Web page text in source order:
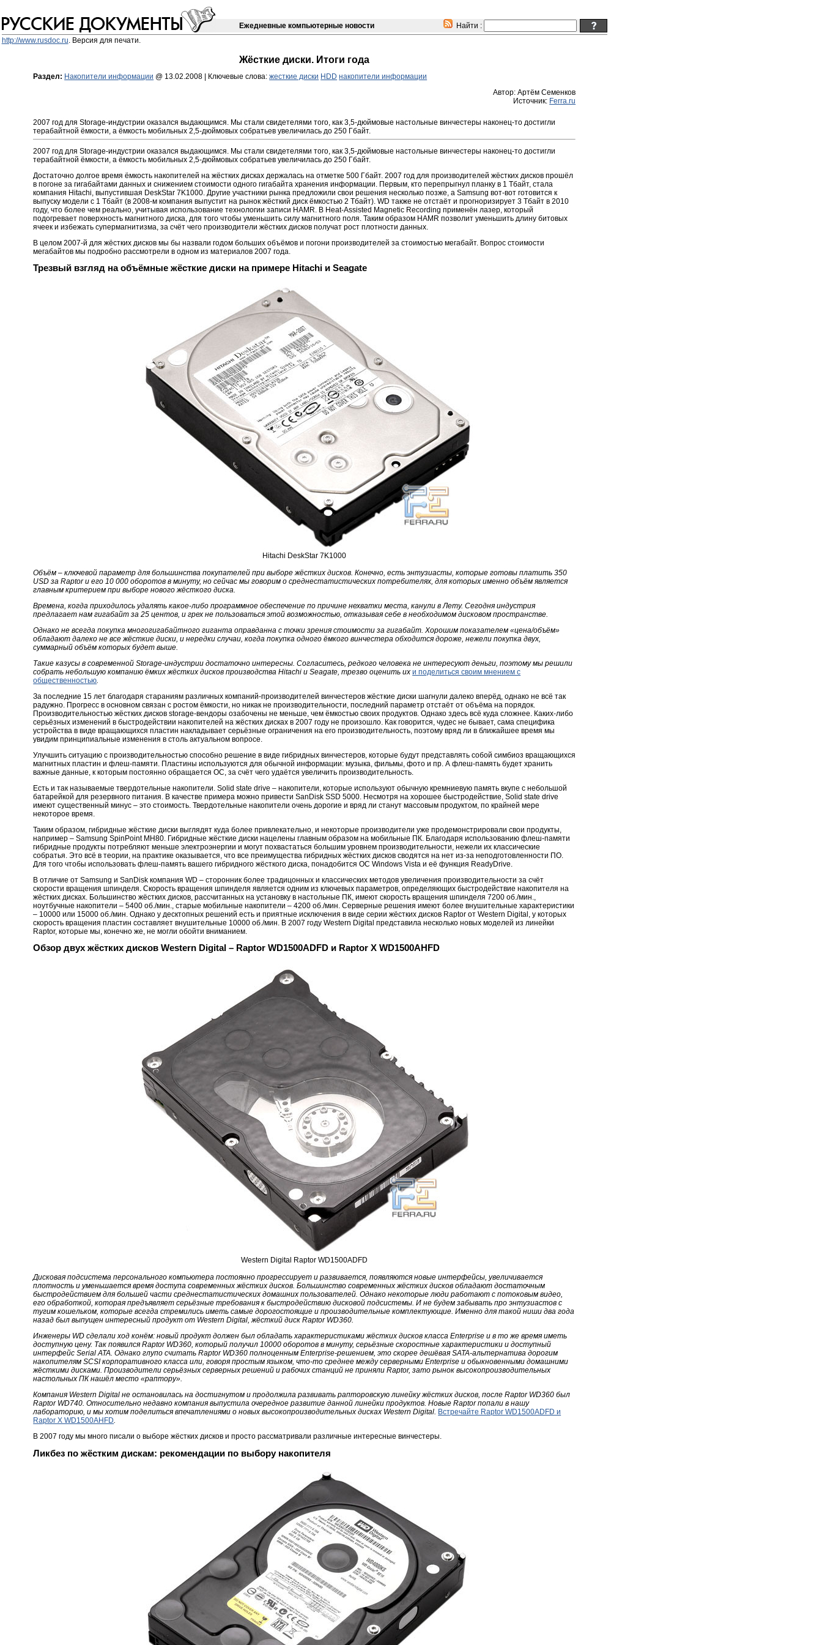
Ежедневные компьютерные новости
Найти :
http://www.rusdoc.ru. Версия для печати.
Жёсткие диски. Итоги года
Раздел: Накопители информации @ 13.02.2008 | Ключевые слова:жесткие диски HDD накопители информации
Автор: Артём Семенков
Источник: Ferra.ru
2007 год для Storage-индустрии оказался выдающимся. Мы стали свидетелями того, как 3,5-дюймовые настольные винчестеры наконец-то достигли
терабайтной ёмкости, а ёмкость мобильных 2,5-дюймовых собратьев увеличилась до 250 Гбайт.
2007 год для Storage-индустрии оказался выдающимся. Мы стали свидетелями того, как 3,5-дюймовые настольные винчестеры наконец-то достигли
терабайтной ёмкости, а ёмкость мобильных 2,5-дюймовых собратьев увеличилась до 250 Гбайт.
Достаточно долгое время ёмкость накопителей на жёстких дисках держалась на отметке 500 Гбайт. 2007 год для производителей жёстких дисков прошёл
в погоне за гигабайтами данных и снижением стоимости одного гигабайта хранения информации. Первым, кто перепрыгнул планку в 1 Тбайт, стала
компания Hitachi, выпустившая DeskStar 7K1000. Другие участники рынка предложили свои решения несколько позже, а Samsung вот-вот готовится к
выпуску модели с 1 Тбайт (в 2008-м компания выпустит на рынок жёсткий диск ёмкостью 2 Тбайт). WD также не отстаёт и прогноризирует 3 Тбайт в 2010
году, что более чем реально, учитывая использование технологии записи HAMR. В Heat-Assisted Magnetic Recording применён лазер, который
подогревает поверхность магнитного диска, для того чтобы уменьшить силу магнитного поля. Таким образом HAMR позволит уменьшить длину битовых
ячеек и избежать супермагнитизма, за счёт чего производители жёстких дисков получат рост плотности данных.
В целом 2007-й для жёстких дисков мы бы назвали годом больших объёмов и погони производителей за стоимостью мегабайт. Вопрос стоимости
мегабайтов мы подробно рассмотрели в одном из материалов 2007 года.
Трезвый взгляд на объёмные жёсткие диски на примере Hitachi и Seagate
Hitachi DeskStar 7K1000
Объём – ключевой параметр для большинства покупателей при выборе жёстких дисков. Конечно, есть энтузиасты, которые готовы платить 350
USD за Raptor и его 10 000 оборотов в минуту, но сейчас мы говорим о среднестатистических потребителях, для которых именно объём является
главным критерием при выборе нового жёсткого диска.
Времена, когда приходилось удалять какое-либо программное обеспечение по причине нехватки места, канули в Лету. Сегодня индустрия
предлагает нам гигабайт за 25 центов, и грех не пользоваться этой возможностью, отказывая себе в необходимом дисковом пространстве.
Однако не всегда покупка многогигабайтного гиганта оправданна с точки зрения стоимости за гигабайт. Хорошим показателем «цена/объём»
обладают далеко не все жёсткие диски, и нередки случаи, когда покупка одного ёмкого винчестера обходится дороже, нежели покупка двух,
суммарный объём которых будет выше.
Такие казусы в современной Storage-индустрии достаточно интересны. Согласитесь, редкого человека не интересуют деньги, поэтому мы решили
собрать небольшую компанию ёмких жёстких дисков производства Hitachi и Seagate, трезво оценить ихи поделиться своим мнением с
общественностью.
За последние 15 лет благодаря стараниям различных компаний-производителей винчестеров жёсткие диски шагнули далеко вперёд, однако не всё так
радужно. Прогресс в основном связан с ростом ёмкости, но никак не производительности, последний параметр отстаёт от объёма на порядок.
Производительностью жёстких дисков storage-вендоры озабочены не меньше, чем ёмкостью своих продуктов. Однако здесь всё куда сложнее. Каких-либо
серьёзных изменений в быстродействии накопителей на жёстких дисках в 2007 году не произошло. Как говорится, чудес не бывает, сама специфика
устройства в виде вращающихся пластин накладывает серьёзные ограничения на его производительность, поэтому вряд ли в ближайшее время мы
увидим принципиальные изменения в столь актуальном вопросе.
Улучшить ситуацию с производительностью способно решение в виде гибридных винчестеров, которые будут представлять собой симбиоз вращающихся
магнитных пластин и флеш-памяти. Пластины используются для обычной информации: музыка, фильмы, фото и пр. А флеш-память будет хранить
важные данные, к которым постоянно обращается ОС, за счёт чего удаётся увеличить производительность.
Есть и так называемые твердотельные накопители. Solid state drive – накопители, которые используют обычную кремниевую память вкупе с небольшой
батарейкой для резервного питания. В качестве примера можно привести SanDisk SSD 5000. Несмотря на хорошее быстродействие, Solid state drive
имеют существенный минус – это стоимость. Твердотельные накопители очень дорогие и вряд ли станут массовым продуктом, по крайней мере
некоторое время.
Таким образом, гибридные жёсткие диски выглядят куда более привлекательно, и некоторые производители уже продемонстрировали свои продукты,
например – Samsung SpinPoint MH80. Гибридные жёсткие диски нацелены главным образом на мобильные ПК. Благодаря использованию флеш-памяти
гибридные продукты потребляют меньше электроэнергии и могут похвастаться большим уровнем производительности, нежели их классические
собратья. Это всё в теории, на практике оказывается, что все преимущества гибридных жёстких дисков сводятся на нет из-за неподготовленности ПО.
Для того чтобы использовать флеш-память вашего гибридного жёсткого диска, понадобится ОС Windows Vista и её функция ReadyDrive.
В отличие от Samsung и SanDisk компания WD – сторонник более традицонных и классических методов увеличения производительности за счёт
скорости вращения шпинделя. Скорость вращения шпинделя является одним из ключевых параметров, определяющих быстродействие накопителя на
жёстких дисках. Большинство жёстких дисков, рассчитанных на установку в настольные ПК, имеют скорость вращения шпинделя 7200 об./мин.,
ноутбучные накопители – 5400 об./мин., старые мобильные накопители – 4200 об./мин. Серверные решения имеют более внушительные характеристики
– 10000 или 15000 об./мин. Однако у десктопных решений есть и приятные исключения в виде серии жёстких дисков Raptor от Western Digital, у которых
скорость вращения пластин составляет внушительные 10000 об./мин. В 2007 году Western Digital представила несколько новых моделей из линейки
Raptor, которые мы, конечно же, не могли обойти вниманием.
Обзор двух жёстких дисков Western Digital – Raptor WD1500ADFD и Raptor X WD1500AHFD
Western Digital Raptor WD1500ADFD
Дисковая подсистема персонального компьютера постоянно прогрессирует и развивается, появляются новые интерфейсы, увеличивается
плотность и уменьшается время доступа современных жёстких дисков. Большинство современных жёстких дисков обладают достаточным
быстродействием для большей части среднестатистических домашних пользователей. Однако некоторые люди работают с потоковым видео,
его обработкой, которая предъявляет серьёзные требования к быстродействию дисковой подсистемы. И не будем забывать про энтузиастов с
тугим кошельком, которые всегда стремились иметь самые дорогостоящие и производительные комплектующие. Именно для такой ниши два года
назад был выпущен интересный продукт от Western Digital, жёсткий диск Raptor WD360.
Инженеры WD сделали ход конём: новый продукт должен был обладать характеристиками жёстких дисков класса Enterprise и в то же время иметь
доступную цену. Так появился Raptor WD360, который получил 10000 оборотов в минуту, серьёзные скоростные характеристики и доступный
интерфейс Serial ATA. Однако глупо считать Raptor WD360 полноценным Enterprise-решением, это скорее дешёвая SATA-альтернатива дорогим
накопителям SCSI корпоративного класса или, говоря простым языком, что-то среднее между серверными Enterprise и обыкновенными домашними
жёсткими дисками. Производители серьёзных серверных решений и рабочих станций не приняли Raptor, зато рынок высокопроизводительных
настольных ПК нашёл место «раптору».
Компания Western Digital не остановилась на достигнутом и продолжила развивать рапторовскую линейку жёстких дисков, после Raptor WD360 был
Raptor WD740. Относительно недавно компания выпустила очередное развитие данной линейки продуктов. Новые Raptor попали в нашу
лабораторию, и мы хотим поделиться впечатлениями о новых высокопроизводительных дисках Western Digital. Встречайте Raptor WD1500ADFD и
Raptor X WD1500AHFD.
В 2007 году мы много писали о выборе жёстких дисков и просто рассматривали различные интересные винчестеры.
Ликбез по жёстким дискам: рекомендации по выбору накопителя